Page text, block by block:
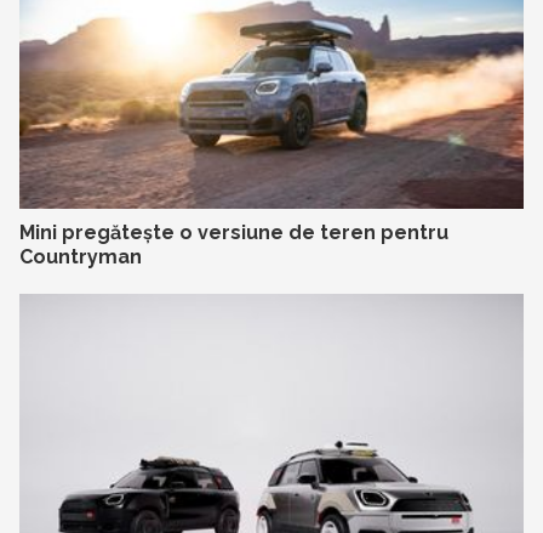
Mini pregătește o versiune de teren pentru
Countryman